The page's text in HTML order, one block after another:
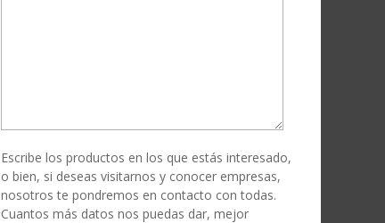
Escribe los productos en los que estás interesado,
o bien, si deseas visitarnos y conocer empresas,
nosotros te pondremos en contacto con todas.
Cuantos más datos nos puedas dar, mejor